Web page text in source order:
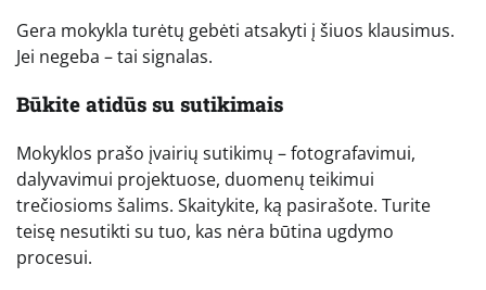
Gera mokykla turėtų gebėti atsakyti į šiuos klausimus.
Jei negeba – tai signalas.
Būkite atidūs su sutikimais
Mokyklos prašo įvairių sutikimų – fotografavimui,
dalyvavimui projektuose, duomenų teikimui
trečiosioms šalims. Skaitykite, ką pasirašote. Turite
teisę nesutikti su tuo, kas nėra būtina ugdymo
procesui.